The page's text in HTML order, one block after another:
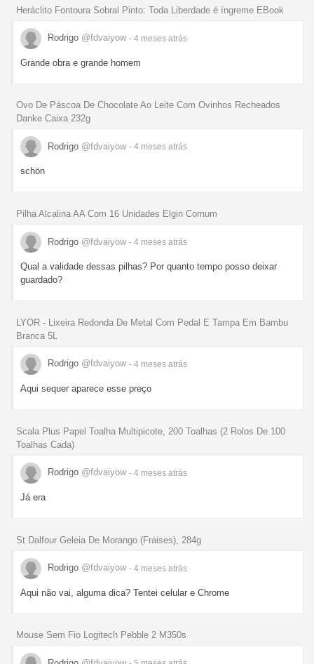
Heráclito Fontoura Sobral Pinto: Toda Liberdade é íngreme EBook
Rodrigo @fdvaiyow - 4 meses atrás
Grande obra e grande homem
Ovo De Páscoa De Chocolate Ao Leite Com Ovinhos Recheados
Danke Caixa 232g
Rodrigo @fdvaiyow - 4 meses atrás
schön
Pilha Alcalina AA Com 16 Unidades Elgin Comum
Rodrigo @fdvaiyow - 4 meses atrás
Qual a validade dessas pilhas? Por quanto tempo posso deixar
guardado?
LYOR - Lixeira Redonda De Metal Com Pedal E Tampa Em Bambu
Branca 5L
Rodrigo @fdvaiyow - 4 meses atrás
Aqui sequer aparece esse preço
Scala Plus Papel Toalha Multipicote, 200 Toalhas (2 Rolos De 100
Toalhas Cada)
Rodrigo @fdvaiyow - 4 meses atrás
Já era
St Dalfour Geleia De Morango (Fraises), 284g
Rodrigo @fdvaiyow - 4 meses atrás
Aqui não vai, alguma dica? Tentei celular e Chrome
Mouse Sem Fio Logitech Pebble 2 M350s